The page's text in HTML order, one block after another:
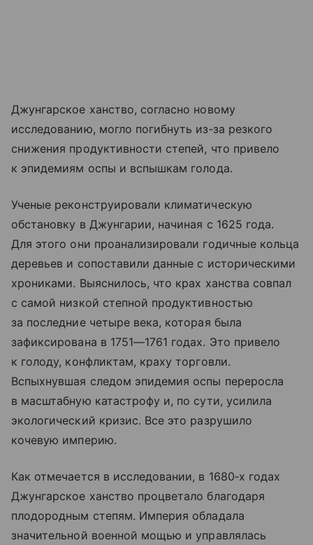
Джунгарское ханство, согласно новому
исследованию, могло погибнуть из‑за резкого
снижения продуктивности степей, что привело
к эпидемиям оспы и вспышкам голода.
Ученые реконструировали климатическую
обстановку в Джунгарии, начиная с 1625 года.
Для этого они проанализировали годичные кольца
деревьев и сопоставили данные с историческими
хрониками. Выяснилось, что крах ханства совпал
с самой низкой степной продуктивностью
за последние четыре века, которая была
зафиксирована в 1751—1761 годах. Это привело
к голоду, конфликтам, краху торговли.
Вспыхнувшая следом эпидемия оспы переросла
в масштабную катастрофу и, по сути, усилила
экологический кризис. Все это разрушило
кочевую империю.
Как отмечается в исследовании, в 1680‑х годах
Джунгарское ханство процветало благодаря
плодородным степям. Империя обладала
значительной военной мощью и управлялась